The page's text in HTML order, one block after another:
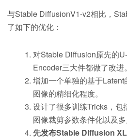
与Stable DiffusionV1-v2相比，
了如下的优化：
对Stable Diffusion原先的
Encoder三大件都做了改进。
增加一个单独的基于
图像的精细化程度。
设计了很多训练Tricks，包
图像裁剪参数条件化以及多
先发布Stable Diffusion